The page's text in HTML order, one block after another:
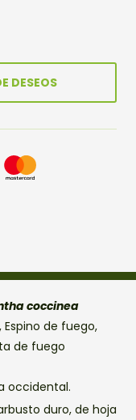
DESEOS
coccinea
de fuego,
de fuego
occidental.
duro, de hoja